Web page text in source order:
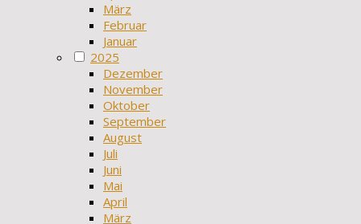
März
Februar
Januar
2025
Dezember
November
Oktober
September
August
Juli
Juni
Mai
April
März